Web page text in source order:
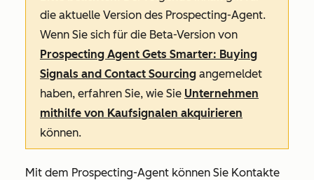
die aktuelle Version des Prospecting-Agent.
Wenn Sie sich für die Beta-Version von
Prospecting Agent Gets Smarter: Buying
Signals and Contact Sourcing angemeldet
haben, erfahren Sie, wie Sie Unternehmen
mithilfe von Kaufsignalen akquirieren
können.
Mit dem Prospecting-Agent können Sie Kontakte